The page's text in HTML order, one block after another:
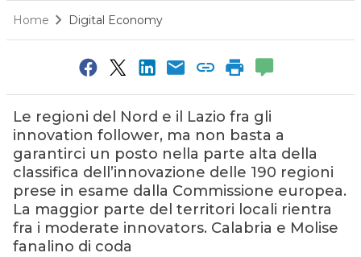
Home Digital Economy
Le regioni del Nord e il Lazio fra gli
innovation follower, ma non basta a
garantirci un posto nella parte alta della
classifica dell’innovazione delle 190 regioni
prese in esame dalla Commissione europea.
La maggior parte del territori locali rientra
fra i moderate innovators. Calabria e Molise
fanalino di coda